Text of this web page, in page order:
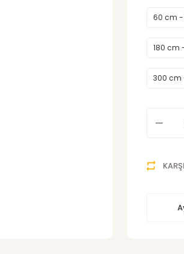
60 cm -
180 cm
300 cm